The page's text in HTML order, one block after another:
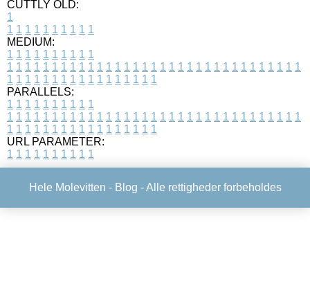
CUTTLY OLD:
1
1 1 1 1 1 1 1 1 1 1
MEDIUM:
1 1 1 1 1 1 1 1 1 1
1 1 1 1 1 1 1 1 1 1 1 1 1 1 1 1 1 1 1 1 1 1 1 1 1 1 1 1 1 1 1 1 1
1 1 1 1 1 1 1 1 1 1 1 1 1 1 1 1 1
PARALLELS:
1 1 1 1 1 1 1 1 1 1
1 1 1 1 1 1 1 1 1 1 1 1 1 1 1 1 1 1 1 1 1 1 1 1 1 1 1 1 1 1 1 1 1
1 1 1 1 1 1 1 1 1 1 1 1 1 1 1 1 1
URL PARAMETER:
1 1 1 1 1 1 1 1 1 1
Hele Molevitten - Blog - Alle rettigheder forbeholdes